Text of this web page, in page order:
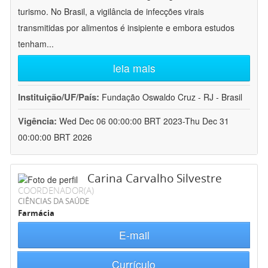
turismo. No Brasil, a vigilância de infecções virais
transmitidas por alimentos é insipiente e embora estudos
tenham...
leia mais
Instituição/UF/País: Fundação Oswaldo Cruz - RJ - Brasil
Vigência: Wed Dec 06 00:00:00 BRT 2023-Thu Dec 31
00:00:00 BRT 2026
Carina Carvalho Silvestre
COORDENADOR(A)
CIÊNCIAS DA SAÚDE
Farmácia
E-mail
Currículo